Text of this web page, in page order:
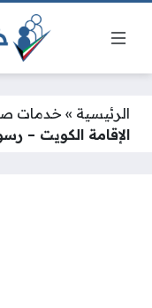
الرئيسية » خدمات
الإقامة الكويت –